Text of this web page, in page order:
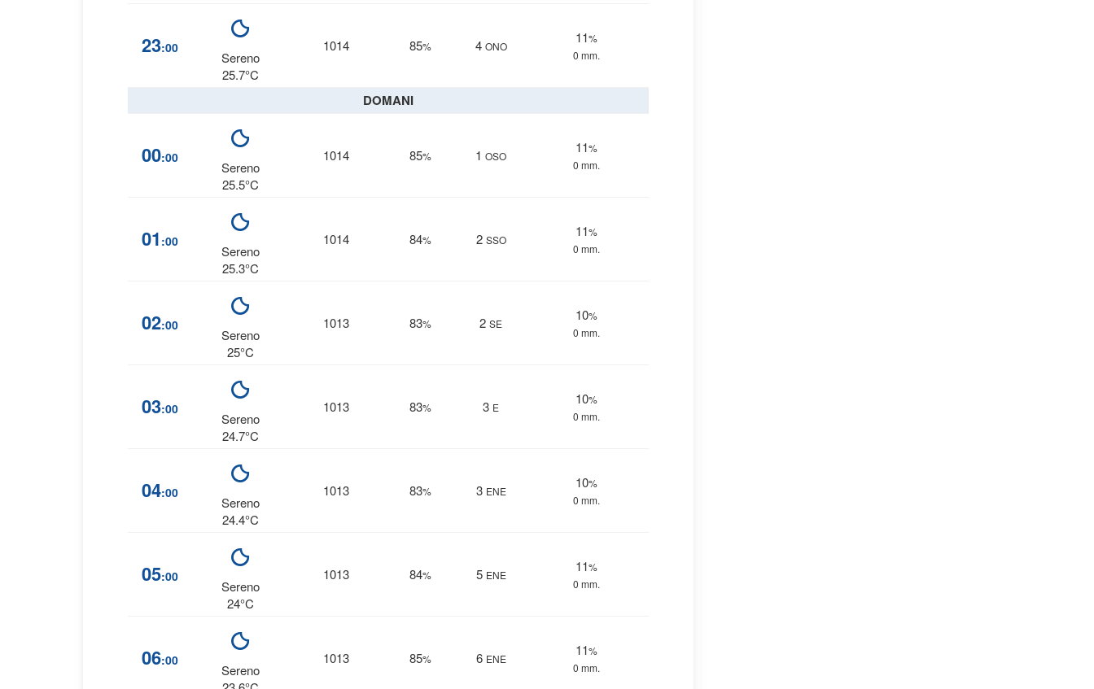
23:00
Sereno
25.7°C
1014 85% 4 ONO
11%
0 mm.
DOMANI
00:00
Sereno
25.5°C
1014 85% 1 OSO
11%
0 mm.
01 :00
Sereno
25.3°C
1014 84% 2 SSO
11%
0 mm.
02:00
Sereno
25°C
1013 83% 2 SE
10%
0 mm.
03:00
Sereno
24.7°C
1013 83% 3 E
10%
0 mm.
04:00
Sereno
24.4°C
1013 83% 3 ENE
10%
0 mm.
05:00
Sereno
24°C
1013 84% 5 ENE
11%
0 mm.
06:00
Sereno
1013 85% 6 ENE
11%
0 mm.